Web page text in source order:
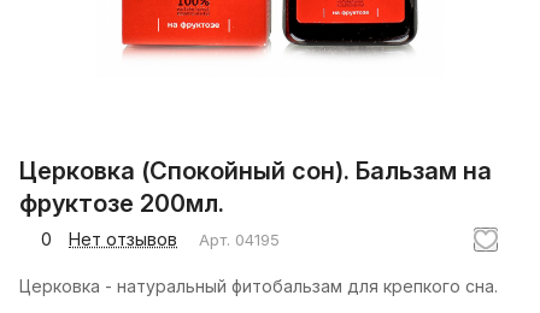
Церковка (Спокойный сон). Бальзам на
фруктозе 200мл.
0 Нет отзывов Арт. 04195
Церковка - натуральный фитобальзам для крепкого сна.